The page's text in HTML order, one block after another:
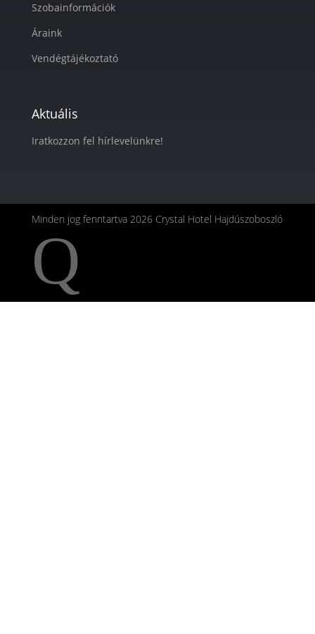
Szobainformációk
Áraink
Vendégtájékoztató
Aktuális
Iratkozzon fel hírlevelünkre!
Minden jog fenntartva 2026 Crystal Hotel Hajdúszoboszló
Q